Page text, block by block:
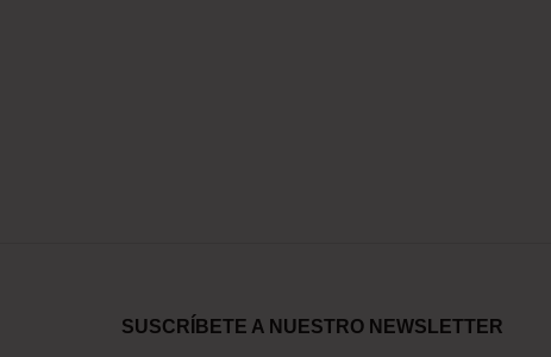
SUSCRÍBETE A NUESTRO NEWSLETTER